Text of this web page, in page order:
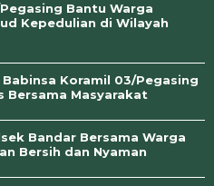
Bantu Warga
Kepedulian di Wilayah
Koramil 03/Pegasing
Bersama Masyarakat
Bandar Bersama Warga
Bersih dan Nyaman